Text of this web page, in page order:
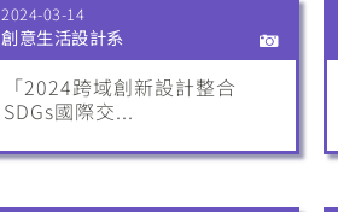
2024-03-14
創意生活設計系
「2024跨域創新設計整合
SDGs國際交...